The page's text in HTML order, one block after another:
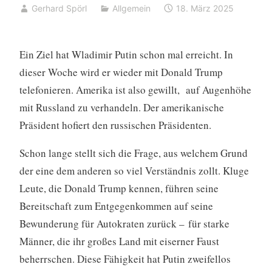
Gerhard Spörl Allgemein 18. März 2025
Ein Ziel hat Wladimir Putin schon mal erreicht. In
dieser Woche wird er wieder mit Donald Trump
telefonieren. Amerika ist also gewillt, auf Augenhöhe
mit Russland zu verhandeln. Der amerikanische
Präsident hofiert den russischen Präsidenten.
Schon lange stellt sich die Frage, aus welchem Grund
der eine dem anderen so viel Verständnis zollt. Kluge
Leute, die Donald Trump kennen, führen seine
Bereitschaft zum Entgegenkommen auf seine
Bewunderung für Autokraten zurück – für starke
Männer, die ihr großes Land mit eiserner Faust
beherrschen. Diese Fähigkeit hat Putin zweifellos